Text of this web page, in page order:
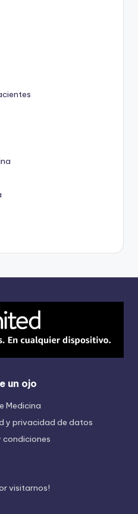
un ojo
Medicina
y privacidad de datos
condiciones
rvisitarnos!